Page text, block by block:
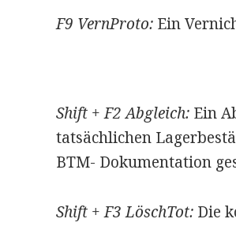
F9 VernProto:Ein
Shift + F2 Abgleich:Ein
tatsächlichen
BTM- Dokumentation
Shift + F3 LöschTot:Die